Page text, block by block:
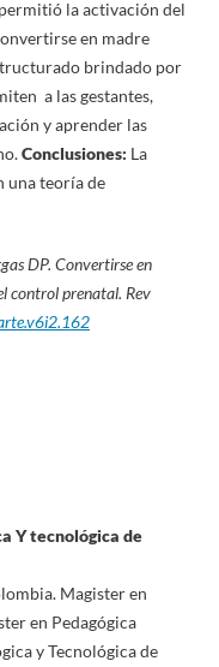
la activación del
en madre
brindado por
a las gestantes,
y aprender las
Conclusiones: La
una teoría de
DP. Convertirse en
control prenatal. Rev
Y tecnológica de
Magister en
en Pedagógica
y Tecnológica de